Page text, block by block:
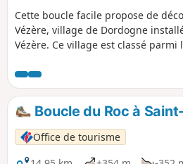
Cette boucle facile propose de
Vézère, village de Dordogne
Vézère. Ce village est classé parmi
déambuler dans les ruelles étroites
magnifique église romane du XIIe
échoppes d'artisans d'art.
Boucle du Roc à
Office de tourisme